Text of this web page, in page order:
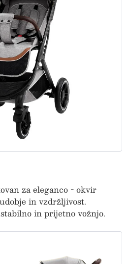
za eleganco - okvir
in vzdržljivost.
in prijetno vožnjo.